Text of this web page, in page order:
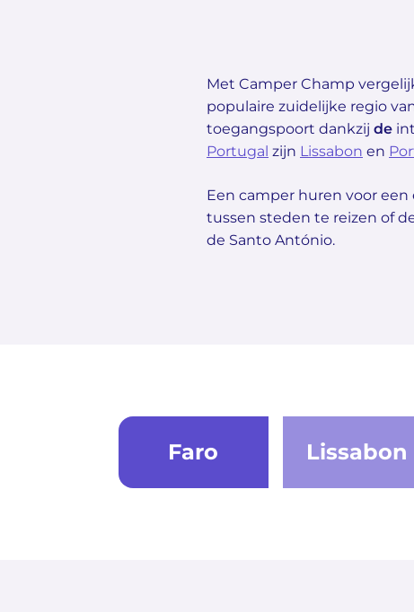
Met Camper Champ
populaire zuidelijke regio
toegangspoort dankzij de
Portugal zijn Lissabon en
Een camper huren voor een
tussen steden te reizen of
de Santo António.
Faro Lissabon